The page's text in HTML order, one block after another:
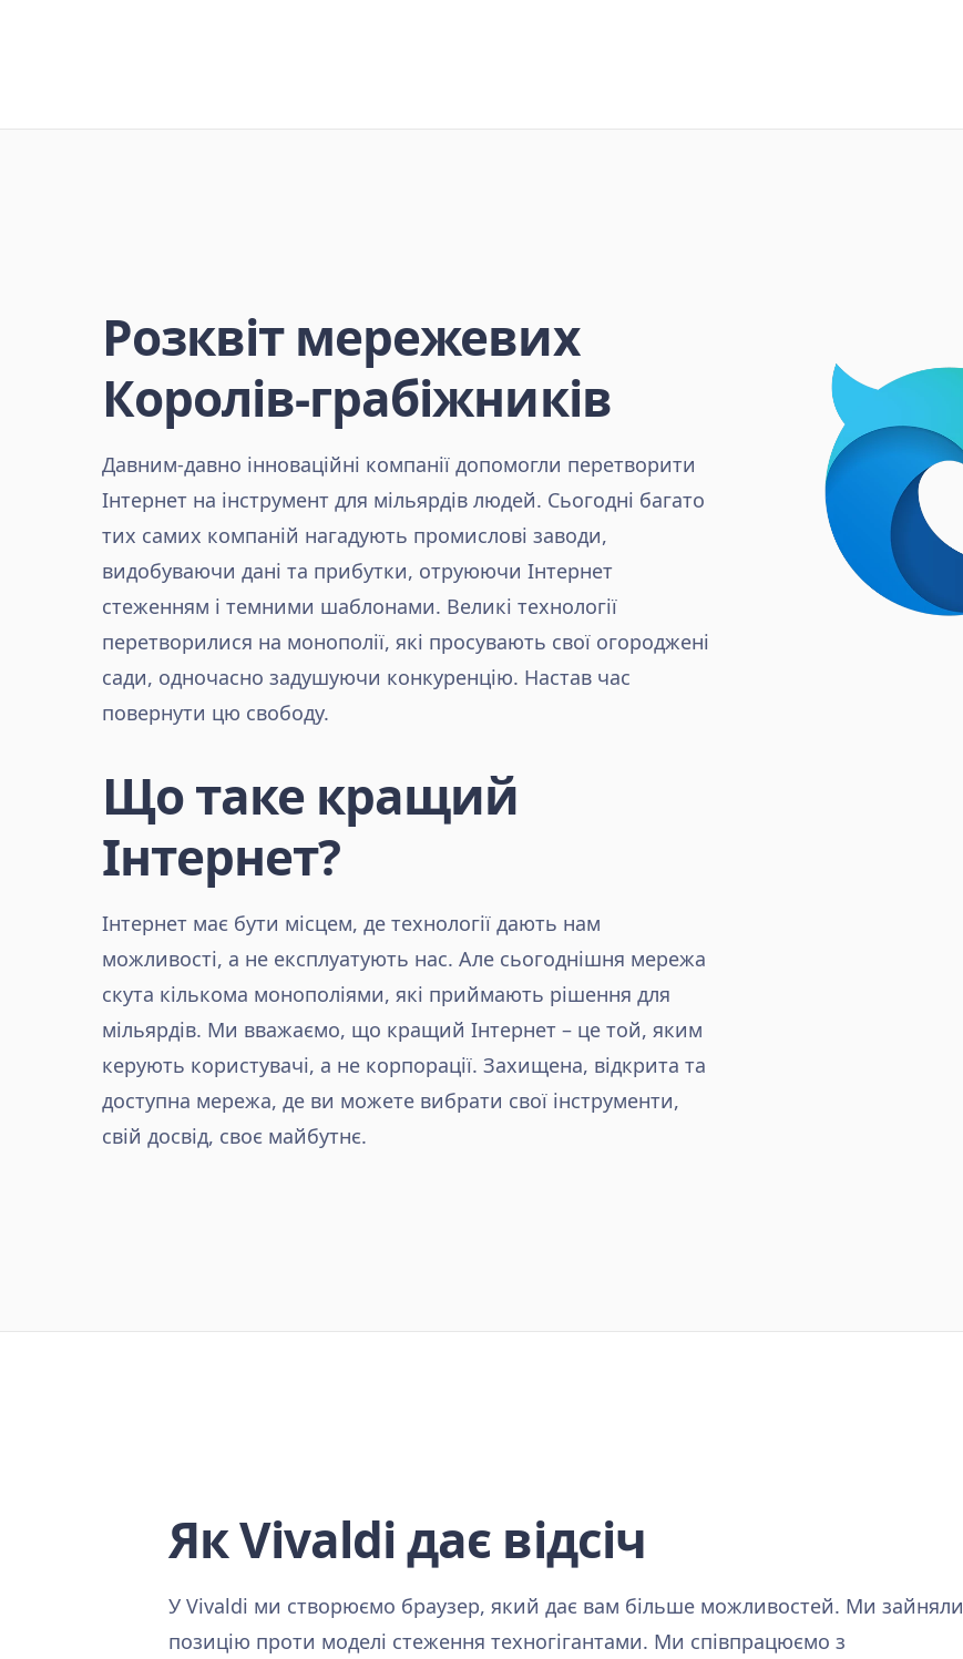
Розквіт мережевих
Королів-грабіжників
Давним-давно інноваційні компанії допомогли перетворити
Інтернет на інструмент для мільярдів людей. Сьогодні багато
тих самих компаній нагадують промислові заводи,
видобуваючи дані та прибутки, отруюючи Інтернет
стеженням і темними шаблонами. Великі технології
перетворилися на монополії, які просувають свої огороджені
сади, одночасно задушуючи конкуренцію. Настав час
повернути цю свободу.
Що таке кращий
Інтернет?
Інтернет має бути місцем, де технології дають нам
можливості, а не експлуатують нас. Але сьогоднішня мережа
скута кількома монополіями, які приймають рішення для
мільярдів. Ми вважаємо, що кращий Інтернет – це той, яким
керують користувачі, а не корпорації. Захищена, відкрита та
доступна мережа, де ви можете вибрати свої інструменти,
свій досвід, своє майбутнє.
Як Vivaldi дає відсіч
У Vivaldi ми створюємо браузер, який дає вам більше можливостей. Ми зайняли
позицію проти моделі стеження техногігантами. Ми співпрацюємо з